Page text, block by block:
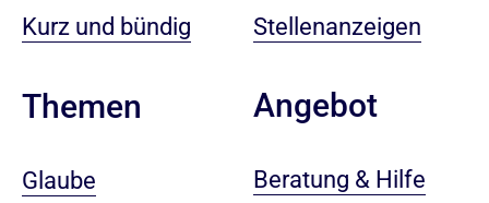
Kurz und bündig
Themen
Glaube
Stellenanzeigen
Angebot
Beratung & Hilfe